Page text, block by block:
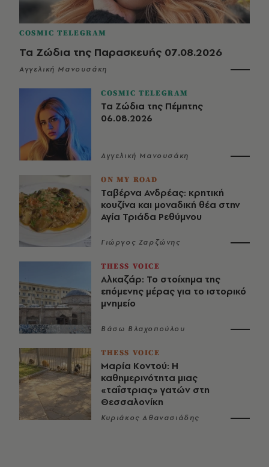
COSMIC TELEGRAM
Τα Ζώδια της Παρασκευής 07.08.2026
Αγγελική Μανουσάκη
COSMIC TELEGRAM
Τα Ζώδια της Πέμπτης
06.08.2026
Αγγελική Μανουσάκη
ON MY ROAD
Ταβέρνα Ανδρέας: κρητική
κουζίνα και μοναδική θέα στην
Αγία Τριάδα Ρεθύμνου
Γιώργος Ζαρζώνης
THESS VOICE
Αλκαζάρ: Το στοίχημα της
επόμενης μέρας για το ιστορικό
μνημείο
Βάσω Βλαχοπούλου
THESS VOICE
Μαρία Κοντού: Η
καθημερινότητα μιας
«ταΐστριας» γατών στη
Θεσσαλονίκη
Κυριάκος Αθανασιάδης